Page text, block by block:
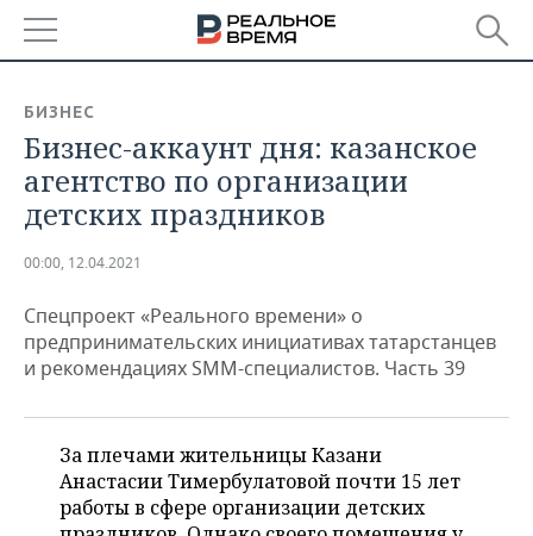
БАШКОРТОСТАН
ТАТАРСТАН
НОВОСТИ
АНАЛИТИКА
ДЕКЛАРАЦИИ О ДОХОДАХ
КОРОЛИ ГОСЗАКАЗА ПФО
ВУЗЫ ТАТАРСТАНА
КОМУ ПРИНАДЛЕЖАТ
ТОРГОВЫЕ ЦЕНТРЫ
ТАТАРСТАНА
НОВОСТИ ЭКОНОМИКИ
ФИНАНСЫ
БАНКИ
БЮДЖЕТ
ИНВЕСТИЦИИ
ПРОМЫШЛЕННОСТЬ
НОВОСТИ
ПРОМЫШЛЕННОСТИ
МАШИНОСТРОЕНИЕ
НЕДВИЖИМОСТЬ
НОВОСТИ НЕДВИЖИМОСТИ
АВТО
НОВОСТИ АВТО
БИЗНЕС
НОВОСТИ БИЗНЕСА
ТЕХНОЛОГИИ
БИЗНЕС
Бизнес-аккаунт дня: казанское
агентство по организации
детских праздников
00:00, 12.04.2021
Спецпроект «Реального времени» о
предпринимательских инициативах татарстанцев
и рекомендациях SMM-специалистов. Часть 39
За плечами жительницы Казани
Анастасии Тимербулатовой почти 15 лет
работы в сфере организации детских